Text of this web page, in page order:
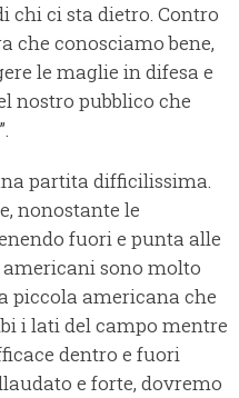
chi ci sta dietro. Contro
che conosciamo bene,
le maglie in difesa e
nostro pubblico che
partita difficilissima.
nonostante le
fuori e punta alle
americani sono molto
piccola americana che
i lati del campo mentre
dentro e fuori
e forte, dovremo